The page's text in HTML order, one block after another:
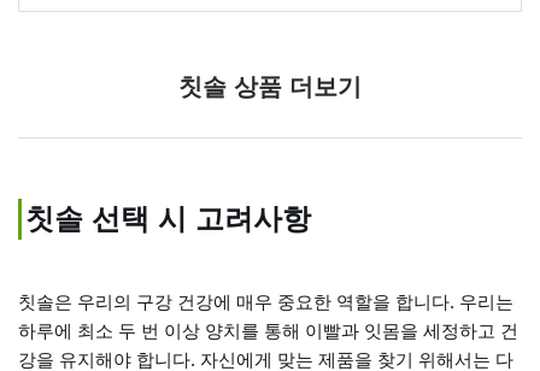
칫솔 상품 더보기
칫솔 선택 시 고려사항
칫솔은 우리의 구강 건강에 매우 중요한 역할을 합니다. 우리는
하루에 최소 두 번 이상 양치를 통해 이빨과 잇몸을 세정하고 건
강을 유지해야 합니다. 자신에게 맞는 제품을 찾기 위해서는 다